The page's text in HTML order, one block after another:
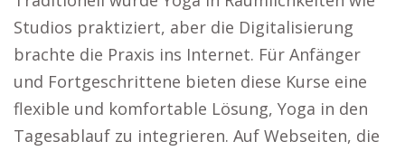
Studios praktiziert, aber die Digitalisierung
brachte die Praxis ins Internet. Für Anfänger
und Fortgeschrittene bieten diese Kurse eine
flexible und komfortable Lösung, Yoga in den
Tagesablauf zu integrieren. Auf Webseiten, die